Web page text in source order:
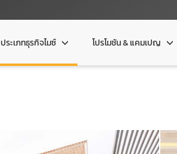
ประเภทธุรกิจไมซ์ โปรโมชัน & แคมเปญ